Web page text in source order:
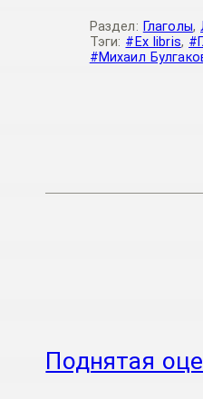
Раздел: Глаголы,
Тэги: #Ex libris,
#Михаил
Поднятая